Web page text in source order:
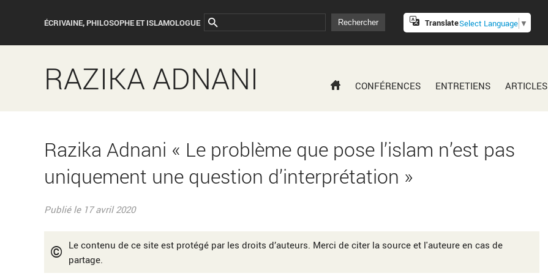
ÉCRIVAINE, PHILOSOPHE ET ISLAMOLOGUE TranslateSelect Language ▼
RAZIKA ADNANI CONFÉRENCES ENTRETIENS ARTICLES
Razika Adnani « Le problème que pose l’islam n’est pas
uniquement une question d’interprétation »
Publié le 17 avril 2020
© Le contenu de ce site est protégé par les droits d’auteurs. Merci de citer la source et l'auteure en cas de
partage.